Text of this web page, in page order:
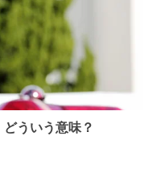
ういう意味？